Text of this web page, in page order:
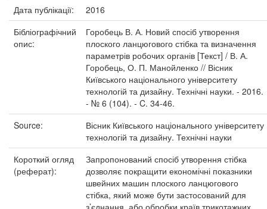
Дата публікації:
2016
Бібліографічний
опис:
Горобець В. А. Новий спосіб утворення
плоского ланцюгового стібка та визначення
параметрів робочих органів [Текст] / В. А.
Горобець, О. П. Манойленко // Вісник
Київського національного університету
технологій та дизайну. Технічні науки. - 2016.
- № 6 (104). - C. 34-46.
Source:
Вісник Київського національного університету
технологій та дизайну. Технічні науки
Короткий огляд
(реферат):
Запропонований спосіб утворення стібка
дозволяє покращити економічні показники
швейних машин плоского ланцюгового
стібка, який може бути застосований для
з’єднання, або обробки країв трикотажних